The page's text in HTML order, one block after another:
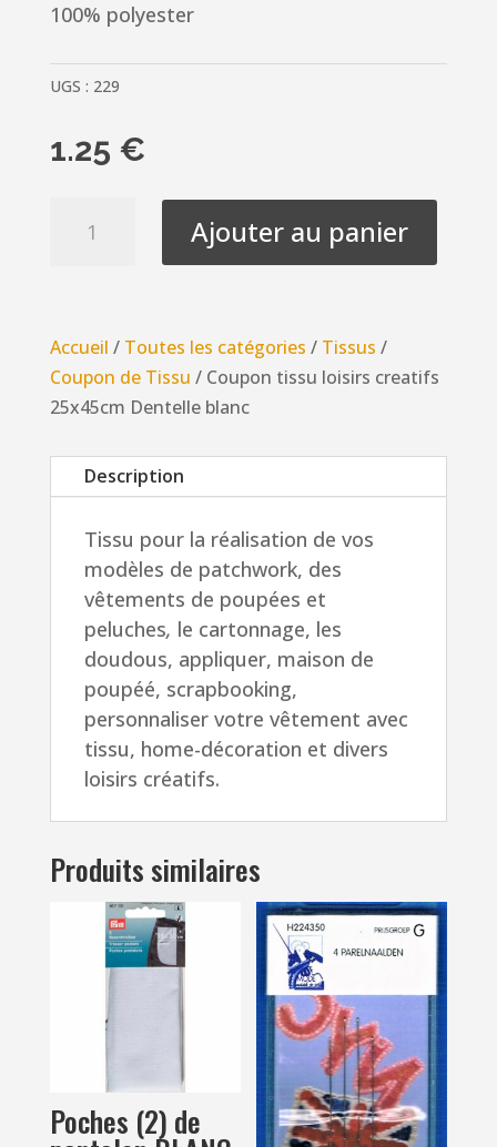
100% polyester
UGS : 229
1.25 €
creatifs
25x45cm
Dentelle
blanc
Ajouter au panier
Accueil / Toutes les catégories / Tissus /
Coupon de Tissu / Coupon tissu loisirs creatifs
25x45cm Dentelle blanc
Description
Tissu pour la réalisation de vos
modèles de patchwork, des
vêtements de poupées et
peluches, le cartonnage, les
doudous, appliquer, maison de
poupéé, scrapbooking,
personnaliser votre vêtement avec
tissu, home-décoration et divers
loisirs créatifs.
Produits similaires
Poches (2) de